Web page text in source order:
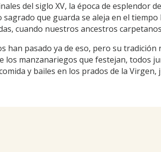
del siglo XV, la época de esplendor
sagrado que guarda se aleja en el tiempo
cuando nuestros ancestros
han pasado ya de eso, pero su tradición
los manzanariegos que festejan, todos
y bailes en los prados de la Virgen,